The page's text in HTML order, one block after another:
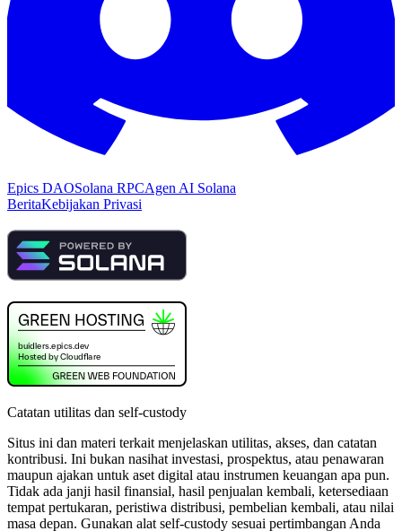
Epics DAOSolana RPCAgen AI Solana
BeritaKebijakan Privasi
Catatan utilitas dan self-custody
Situs ini dan materi terkait menjelaskan utilitas, akses, dan catatan
kontribusi. Ini bukan nasihat investasi, prospektus, atau penawaran
maupun ajakan untuk aset digital atau instrumen keuangan apa pun.
Tidak ada janji hasil finansial, hasil penjualan kembali, ketersediaan
tempat pertukaran, peristiwa distribusi, pembelian kembali, atau nilai
masa depan. Gunakan alat self-custody sesuai pertimbangan Anda